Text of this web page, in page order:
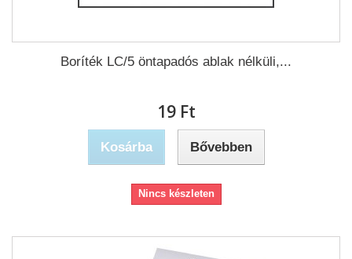
Boríték LC/5 öntapadós ablak nélküli,...
19 Ft‎
Kosárba Bővebben
Nincs készleten